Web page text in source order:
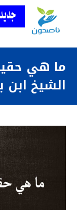
ما هي
الشيخ ابن